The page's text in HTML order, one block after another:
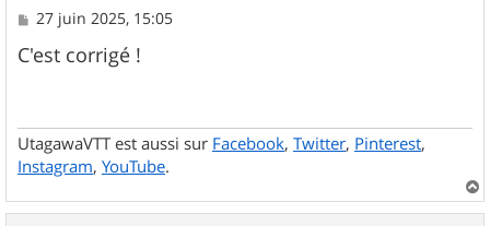
M
s
s
27 juin 2025, 15:05
C'est corrigé !
UtagawaVTT est aussi sur Facebook, Twitter, Pinterest,
Instagram, YouTube.
a